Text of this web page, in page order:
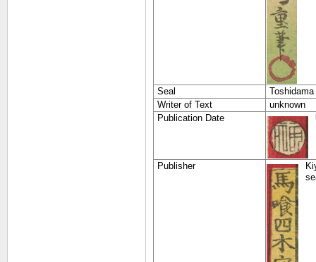
Seal
Writer of Text
unknown
Publication Date
Publisher